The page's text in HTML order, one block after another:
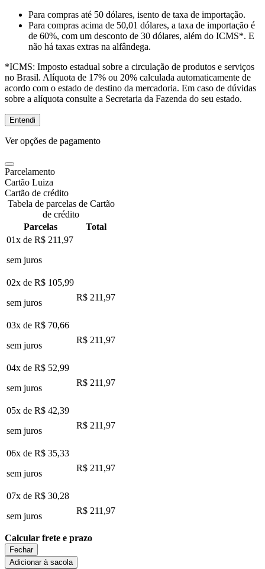
Para compras até 50 dólares, isento de taxa de importação.
Para compras acima de 50,01 dólares, a taxa de importação é
de 60%, com um desconto de 30 dólares, além do ICMS*. E
não há taxas extras na alfândega.
*ICMS: Imposto estadual sobre a circulação de produtos e serviços
no Brasil. Alíquota de 17% ou 20% calculada automaticamente de
acordo com o estado de destino da mercadoria. Em caso de dúvidas
sobre a alíquota consulte a Secretaria da Fazenda do seu estado.
Entendi
Ver opções de pagamento
Parcelamento
Cartão Luiza
Cartão de crédito
Tabela de parcelas de Cartão
de crédito
Parcelas
Total
01x de R$ 211,97
sem juros
02x de R$ 105,99
sem juros
R$ 211,97
03x de R$ 70,66
sem juros
R$ 211,97
04x de R$ 52,99
sem juros
R$ 211,97
05x de R$ 42,39
sem juros
R$ 211,97
06x de R$ 35,33
sem juros
R$ 211,97
07x de R$ 30,28
sem juros
R$ 211,97
Calcular frete e prazo
Fechar
Adicionar à sacola